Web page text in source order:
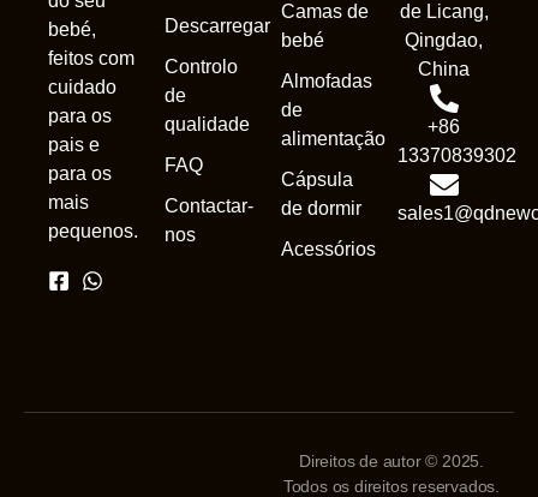
bebé,
feitos com
cuidado
para os
pais e
para os
mais
pequenos.
Descarregar
Controlo
de
qualidade
FAQ
Contactar-
nos
Camas de
bebé
Almofadas
de
alimentação
Cápsula
de dormir
Acessórios
de Licang,
Qingdao,
China
+86
13370839302
Direitos de autor © 2025.
Todos os direitos reservados.